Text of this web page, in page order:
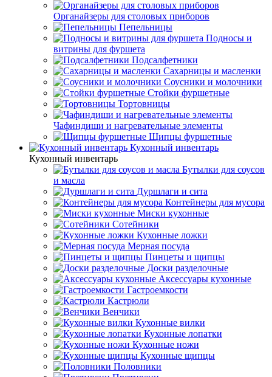
Органайзеры для столовых приборов
Пепельницы
Подносы и
витрины для фуршета
Подсалфетники
Сахарницы и масленки
Соусники и молочники
Стойки фуршетные
Тортовницы
Чафиндиши и нагревательные элементы
Щипцы фуршетные
Кухонный инвентарь
Кухонный инвентарь
Бутылки для соусов
и масла
Дуршлаги и сита
Контейнеры для мусора
Миски кухонные
Сотейники
Кухонные ложки
Мерная посуда
Пинцеты и щипцы
Доски разделочные
Аксессуары кухонные
Гастроемкости
Кастрюли
Венчики
Кухонные вилки
Кухонные лопатки
Кухонные ножи
Кухонные щипцы
Половники